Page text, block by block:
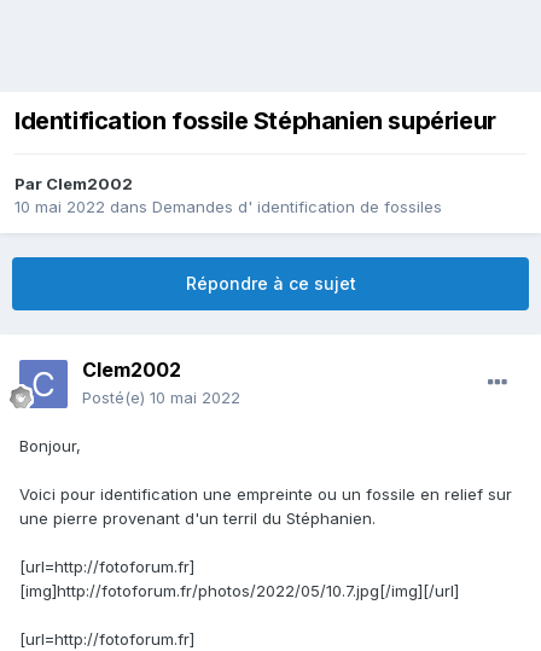
Identification fossile Stéphanien supérieur
Par Clem2002
10 mai 2022 dans Demandes d' identification de fossiles
Répondre à ce sujet
Clem2002
Posté(e) 10 mai 2022
Bonjour,
Voici pour identification une empreinte ou un fossile en relief sur
une pierre provenant d'un terril du Stéphanien.
[url=http://fotoforum.fr]
[img]http://fotoforum.fr/photos/2022/05/10.7.jpg[/img][/url]
[url=http://fotoforum.fr]